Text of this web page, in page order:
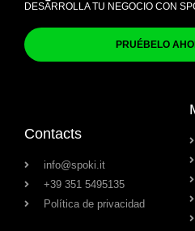
DESARROLLA TU NEGOCIO CON
PRUÉBELO
Contacts
info@spoki.it
+39 351 5495135
Política de privacidad